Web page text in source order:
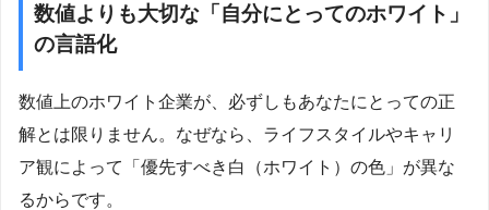
数値よりも大切な「自分にとってのホワイト」
の言語化
数値上のホワイト企業が、必ずしもあなたにとっての正
解とは限りません。なぜなら、ライフスタイルやキャリ
ア観によって「優先すべき白（ホワイト）の色」が異な
るからです。